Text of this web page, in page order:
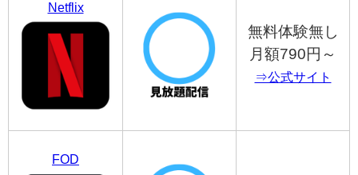
Netflix
無料体験無し
月額790円～
⇒公式サイト
FOD